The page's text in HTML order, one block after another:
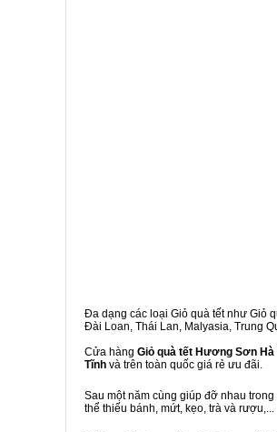
Đa dạng các loại Giỏ quà tết như Giỏ
Đài Loan, Thái Lan, Malyasia, Trung
Cửa hàng Giỏ quà tết Hương Sơn Hà
Tĩnh và trên toàn quốc giá rẻ ưu đãi.
Sau một năm cùng giúp đỡ nhau
thể thiếu bánh, mứt, kẹo, trà và rượu,...